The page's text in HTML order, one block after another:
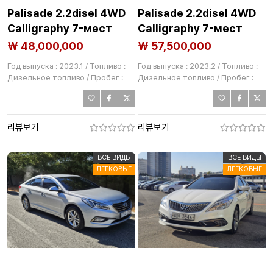
Palisade 2.2disel 4WD
Calligraphy 7-мест
₩ 48,000,000
Год выпуска : 2023.1 / Топливо :
Дизельное топливо / Пробег :
리뷰보기
Palisade 2.2disel 4WD
Calligraphy 7-мест
₩ 57,500,000
Год выпуска : 2023.2 / Топливо :
Дизельное топливо / Пробег :
리뷰보기
ВСЕ ВИДЫ
ЛЕГКОВЫЕ
ВСЕ ВИДЫ
ЛЕГКОВЫЕ